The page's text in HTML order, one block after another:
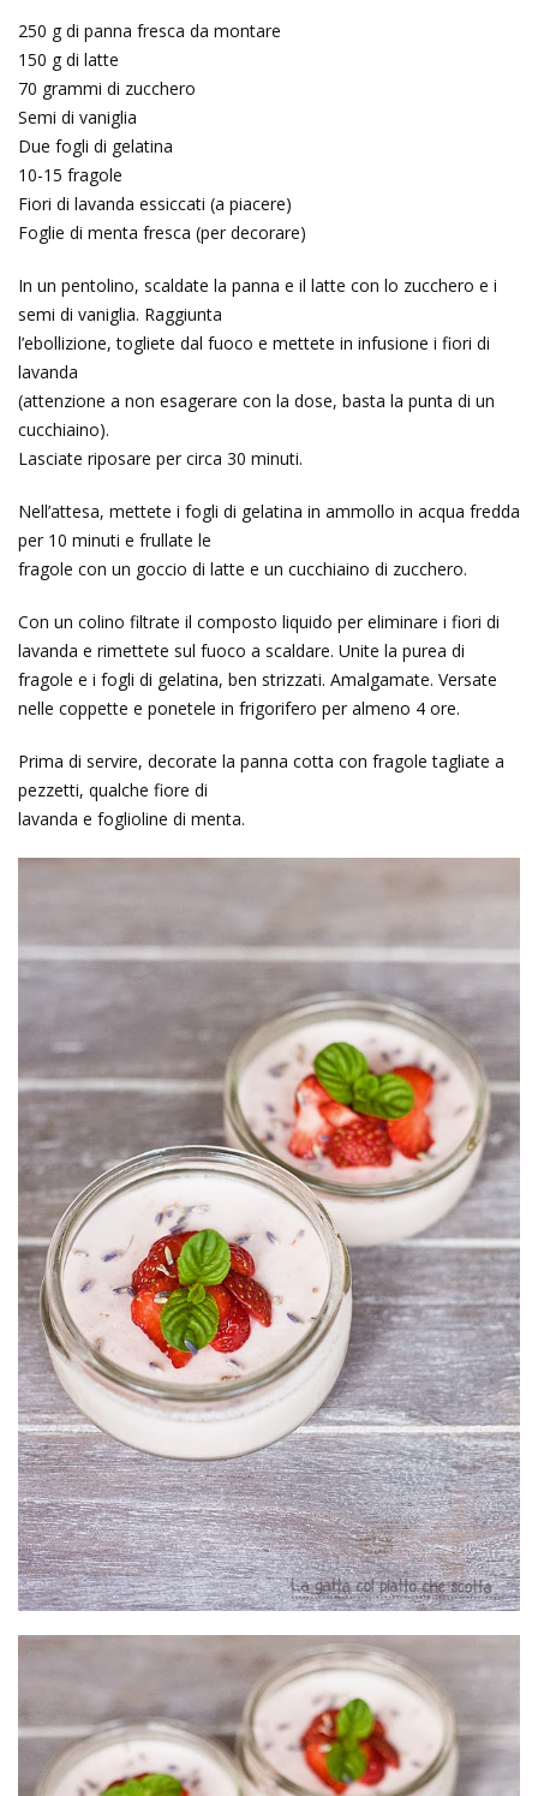
250 g di panna fresca da montare
150 g di latte
70 grammi di zucchero
Semi di vaniglia
Due fogli di gelatina
10-15 fragole
Fiori di lavanda essiccati (a piacere)
Foglie di menta fresca (per decorare)
In un pentolino, scaldate la panna e il latte con lo zucchero e i
semi di vaniglia. Raggiunta
l’ebollizione, togliete dal fuoco e mettete in infusione i fiori di
lavanda
(attenzione a non esagerare con la dose, basta la punta di un
cucchiaino).
Lasciate riposare per circa 30 minuti.
Nell’attesa, mettete i fogli di gelatina in ammollo in acqua fredda
per 10 minuti e frullate le
fragole con un goccio di latte e un cucchiaino di zucchero.
Con un colino filtrate il composto liquido per eliminare i fiori di
lavanda e rimettete sul fuoco a scaldare. Unite la purea di
fragole e i fogli di gelatina, ben strizzati. Amalgamate. Versate
nelle coppette e ponetele in frigorifero per almeno 4 ore.
Prima di servire, decorate la panna cotta con fragole tagliate a
pezzetti, qualche fiore di
lavanda e foglioline di menta.